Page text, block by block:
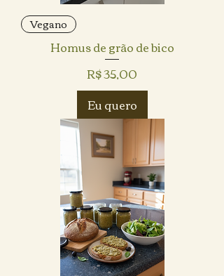
Vegano
Homus de grão de bico
Preço
R$ 35,00
Eu quero